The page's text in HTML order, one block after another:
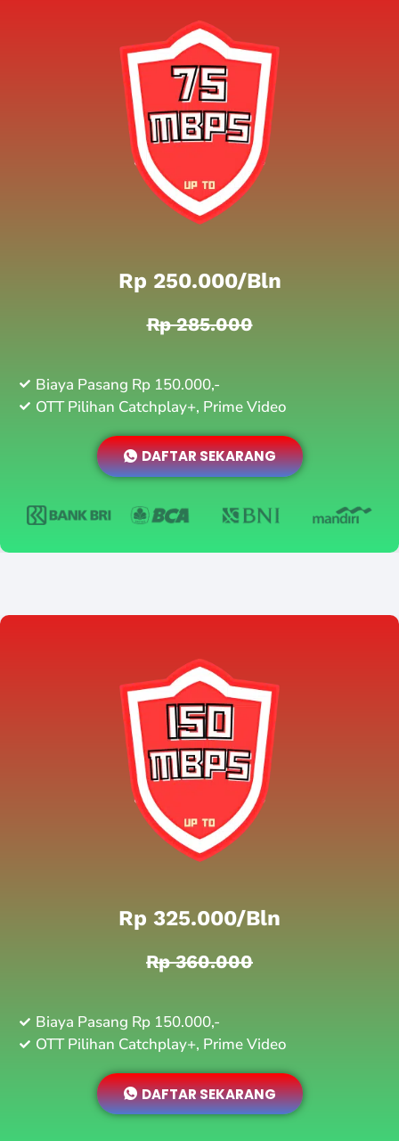
Rp 250.000/bln
Rp 285.000
Biaya Pasang Rp 150.000,-
OTT Pilihan Catchplay+, Prime Video
DAFTAR SEKARANG
Rp 325.000/bln
Rp 360.000
Biaya Pasang Rp 150.000,-
OTT Pilihan Catchplay+, Prime Video
DAFTAR SEKARANG